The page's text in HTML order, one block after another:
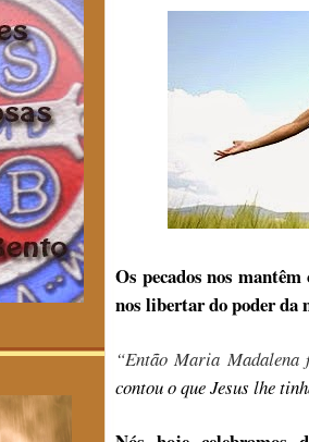
Os pecados nos
nos libertar do poder da
“Então Maria
contou o que Jesus lhe